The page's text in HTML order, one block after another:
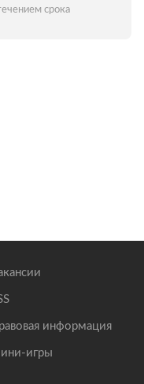
срока
информация
игры